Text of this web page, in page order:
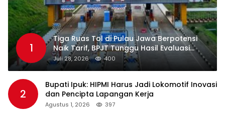
1
Tiga Ruas Tol di Pulau Jawa Berpotensi
Naik Tarif, BPJT Tunggu Hasil Evaluasi
Standar Pelayanan
Juli 28, 2026 400
2
Bupati Ipuk: HIPMI Harus Jadi Lokomotif Inovasi
dan Pencipta Lapangan Kerja
Agustus 1, 2026 397